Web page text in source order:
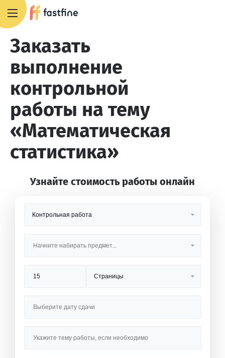
Заказать
выполнение
контрольной
работы на тему
«Математическая
статистика»
Узнайте стоимость работы онлайн